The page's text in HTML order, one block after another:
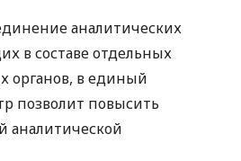
аналитических
в составе отдельных
органов, в единый
позволит повысить
аналитической